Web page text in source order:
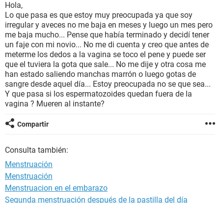
BIENESTAR
SEXUALIDAD
GLOSARIO
Hola,
Lo que pasa es que estoy muy preocupada ya que soy
irregular y aveces no me baja en meses y luego un mes pero
me baja mucho... Pense que había terminado y decidí tener
un faje con mi novio... No me di cuenta y creo que antes de
meterme los dedos a la vagina se toco el pene y puede ser
que el tuviera la gota que sale... No me dije y otra cosa me
han estado saliendo manchas marrón o luego gotas de
sangre desde aquel día... Estoy preocupada no se que sea...
Y que pasa si los espermatozoides quedan fuera de la
vagina ? Mueren al instante?
Compartir
Consulta también:
Menstruación
Menstruación
Menstruacion en el embarazo
Segunda menstruación después de la pastilla del día